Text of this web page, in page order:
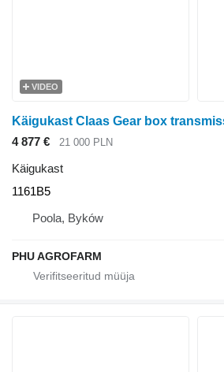
VIDEO
4 877 € 21 000 PLN
Käigukast
1161B5
Poola, Byków
PHU AGROFARM